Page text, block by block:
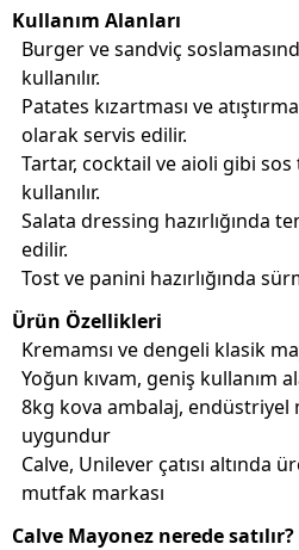
Kullanım Alanları
Burger ve sandviç
kullanılır.
Patates kızartması ve
olarak servis edilir.
Tartar, cocktail ve aioli gibi
kullanılır.
Salata dressing hazırlığında
edilir.
Tost ve panini hazırlığında
Ürün Özellikleri
Kremamsı ve dengeli klasik
Yoğun kıvam, geniş kullanım
8kg kova ambalaj, endüstriyel
uygundur
Calve, Unilever çatısı altında
mutfak markası
Calve Mayonez nerede satılır?